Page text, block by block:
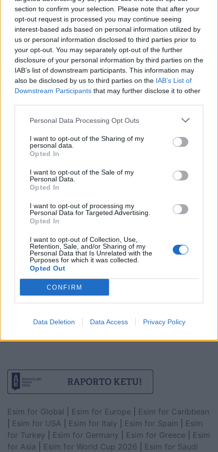
section to confirm your selection. Please note that after your
opt-out request is processed you may continue seeing
interest-based ads based on personal information utilized by
us or personal information disclosed to third parties prior to
your opt-out. You may separately opt-out of the further
disclosure of your personal information by third parties on the
IAB’s list of downstream participants. This information may
also be disclosed by us to third parties on the IAB’s List of
Downstream Participants that may further disclose it to other
Personal Data Processing Opt Outs
I want to opt-out of the Sharing of my
personal data.
Opted In
I want to opt-out of the Sale of my
Personal Data.
Opted In
I want to opt-out of processing my
Personal Data for Targeted Advertising.
Opted In
I want to opt-out of Collection, Use,
Retention, Sale, and/or Sharing of my
Personal Data that Is Unrelated with the
Purposes for which it was collected.
Opted Out
CONFIRM
Data Deletion Data Access Privacy Policy
transferohet te RB Leipzig për
30 milionë euro
Futbolli librazhdas në zi,
ndahet nga jeta Besnik Çota,
ish-kapiten dhe ish-trajner i
Sopotit
Aksident fatal në Durrës,
makina përplas për vdekje
këmbësorin; drejtuesi
VIDEO/ Ndërhyrja “horror” e
gjobë
Esim for Global Esim for Europe
Esim for Caribbean
Esim for USA Esim for Italy Esim for Spain
Esim
for Turkey
Esim for Germany Esim for Greece
Esim
for Asia
Esim for World Cup 2026
Esim for Saudi